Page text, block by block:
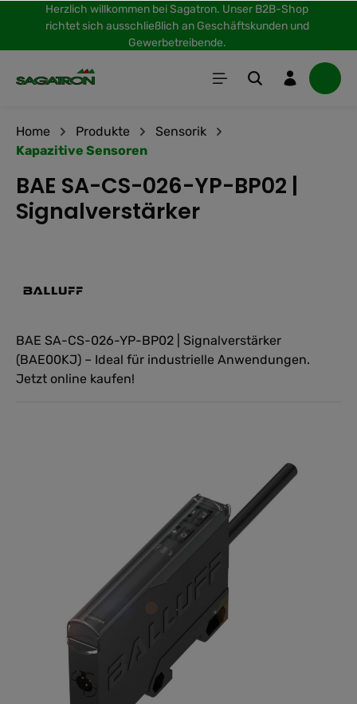
springen
Herzlich willkommen bei Sagatron. Unser B2B-Shop
richtet sich ausschließlich an Geschäftskunden und
Gewerbetreibende.
Home Produkte
Sensorik
Kapazitive Sensoren
BAE SA-CS-026-YP-BP02 |
Signalverstärker
BAE SA-CS-026-YP-BP02 | Signalverstärker
(BAE00KJ) – Ideal für industrielle Anwendungen.
Jetzt online kaufen!